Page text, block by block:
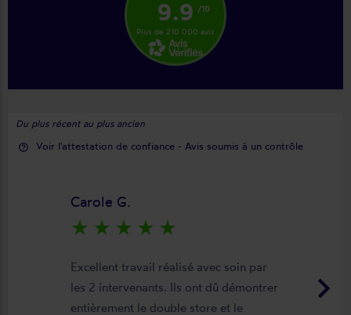
9.9 /10
Plus de 210 000 avis
Du plus récent au plus ancien
help_outline Voir l'attestation de confiance - Avis soumis à un contrôle
keyboard_arrow_right
Carole G.
star_rate star_rate star_rate star_rate star_rate
Excellent travail réalisé avec soin par
les 2 intervenants. Ils ont dû démontrer
entièrement le double store et le